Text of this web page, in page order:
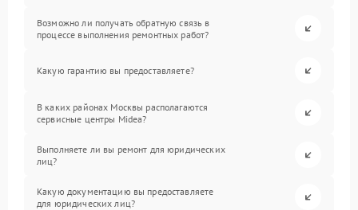
Возможно ли получать обратную связь в
процессе выполнения ремонтных работ?
Какую гарантию вы предоставляете?
В каких районах Москвы располагаются
сервисные центры Midea?
Выполняете ли вы ремонт для юридических
лиц?
Какую документацию вы предоставляете
для юридических лиц?